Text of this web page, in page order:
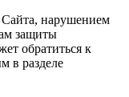
нарушением
защиты
обратиться к
в разделе